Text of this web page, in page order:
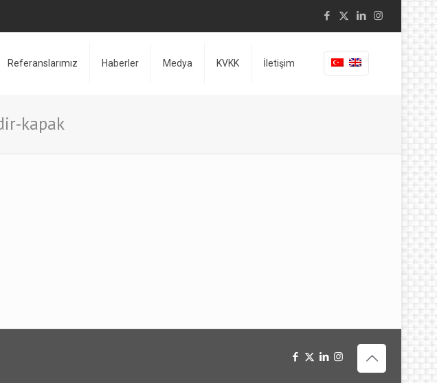
Referanslarımız Haberler Medya KVKK İletişim
kapak